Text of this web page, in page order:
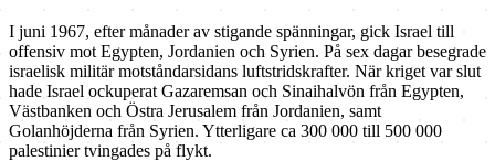
I juni 1967, efter månader av stigande spänningar, gick Israel till
offensiv mot Egypten, Jordanien och Syrien. På sex dagar besegrade
israelisk militär motståndarsidans luftstridskrafter. När kriget var slut
hade Israel ockuperat Gazaremsan och Sinaihalvön från Egypten,
Västbanken och Östra Jerusalem från Jordanien, samt
Golanhöjderna från Syrien. Ytterligare ca 300 000 till 500 000
palestinier tvingades på flykt.